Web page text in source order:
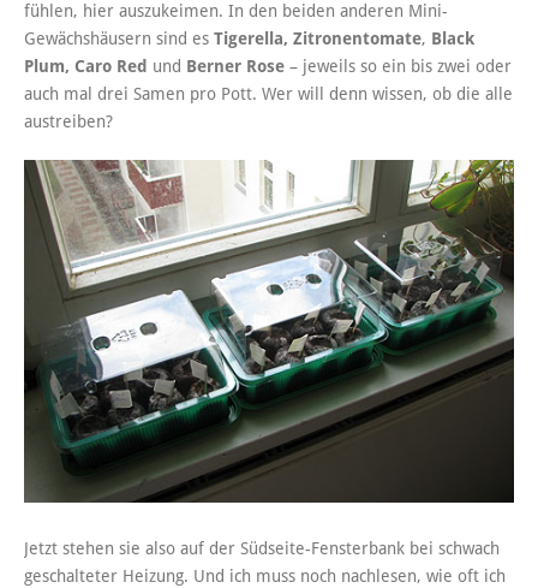
fühlen, hier auszukeimen. In den beiden anderen Mini-
Gewächshäusern sind es Tigerella, Zitronentomate, Black
Plum, Caro Red und Berner Rose – jeweils so ein bis zwei oder
auch mal drei Samen pro Pott. Wer will denn wissen, ob die alle
austreiben?
Jetzt stehen sie also auf der Südseite-Fensterbank bei schwach
geschalteter Heizung. Und ich muss noch nachlesen, wie oft ich